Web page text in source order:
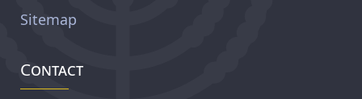
Sitemap
Contact